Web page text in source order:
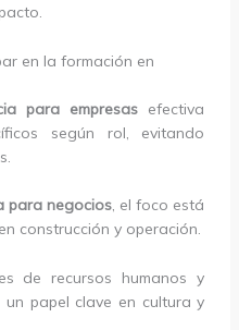
en la formación en
para empresas efectiva
según rol, evitando
para negocios, el foco está
construcción y operación.
de recursos humanos y
un papel clave en cultura y